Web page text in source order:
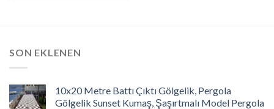
SON EKLENEN
10x20 Metre Battı Çıktı Gölgelik, Pergola
Gölgelik Sunset Kumaş, Şaşırtmalı Model Pergola